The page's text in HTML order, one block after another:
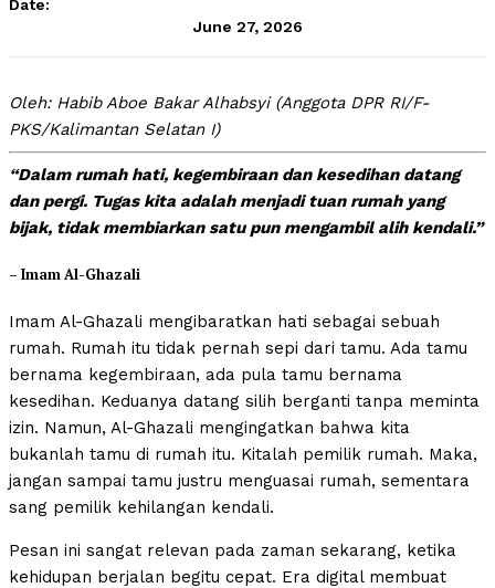
Date:
June 27, 2026
Oleh: Habib Aboe Bakar Alhabsyi (Anggota DPR RI/F-
PKS/Kalimantan Selatan I)
“Dalam rumah hati, kegembiraan dan kesedihan datang
dan pergi. Tugas kita adalah menjadi tuan rumah yang
bijak, tidak membiarkan satu pun mengambil alih kendali.”
– Imam Al-Ghazali
Imam Al-Ghazali mengibaratkan hati sebagai sebuah
rumah. Rumah itu tidak pernah sepi dari tamu. Ada tamu
bernama kegembiraan, ada pula tamu bernama
kesedihan. Keduanya datang silih berganti tanpa meminta
izin. Namun, Al-Ghazali mengingatkan bahwa kita
bukanlah tamu di rumah itu. Kitalah pemilik rumah. Maka,
jangan sampai tamu justru menguasai rumah, sementara
sang pemilik kehilangan kendali.
Pesan ini sangat relevan pada zaman sekarang, ketika
kehidupan berjalan begitu cepat. Era digital membuat